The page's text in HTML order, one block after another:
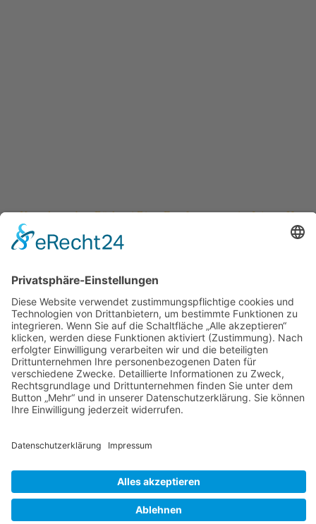
← Komplettumbau Bäckerei Biere Empfangstresen im Injoy – Horn
Gesamt-Übersicht aller Projekte
Ladenbau
Gaststättenbau
Innenausbau
Möbelbau
Grundrisse
3D-Visualisierungen
Küchenbau
Neueste Beiträge
Haus am Eberbach in neuem Glanz
Modeboutique Dresscode 2017
© 2026Ladenbau Brinkmann All Rights Reserved |